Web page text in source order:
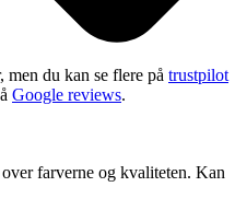
men du kan se flere på trustpilot
Google reviews.
farverne og kvaliteten. Kan